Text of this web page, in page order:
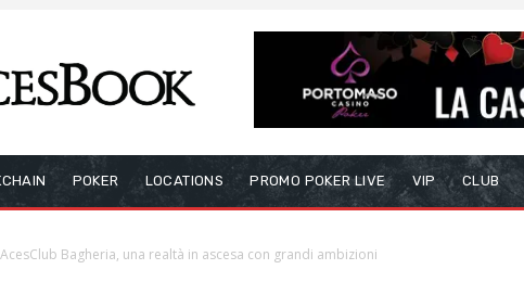
POKER LOCATIONS PROMO POKER LIVE VIP CLUB
AcesClub Bagheria, una realtà in ascesa con grandi ambizioni